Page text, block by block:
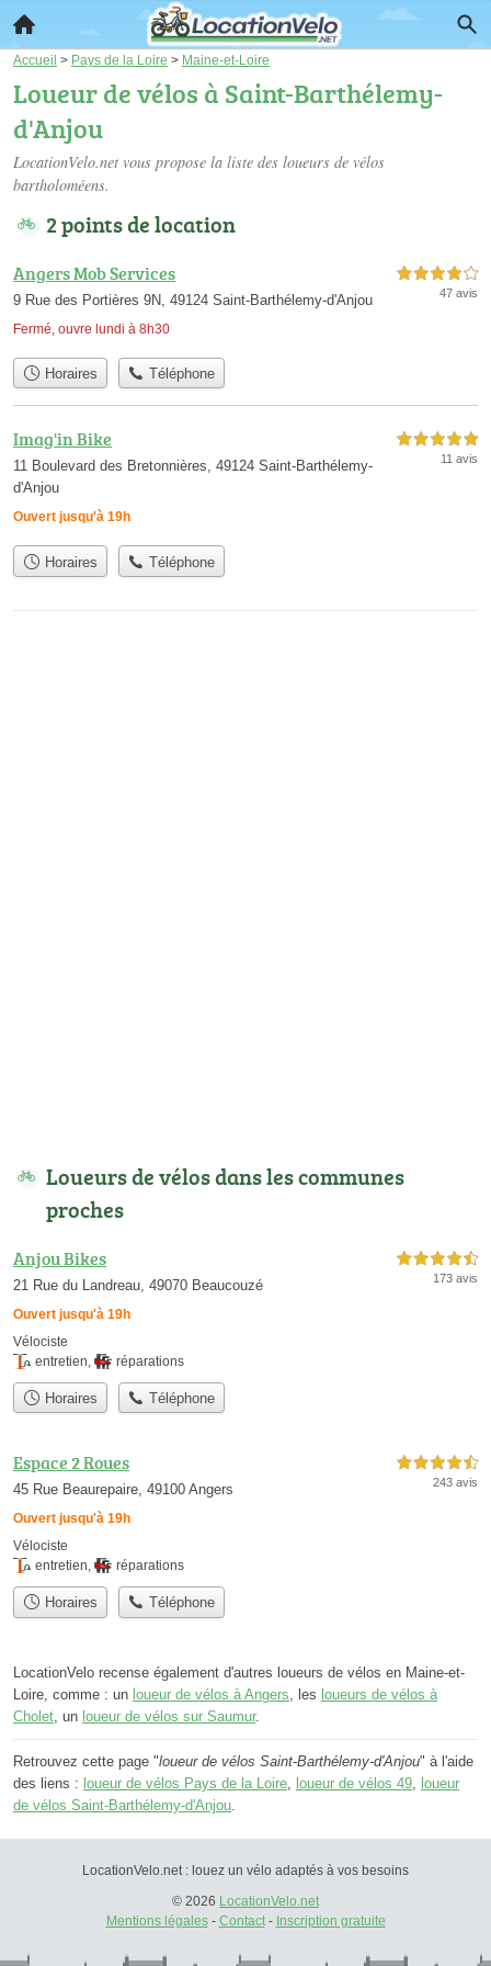
Accueil > Pays de la Loire > Maine-et-Loire
Loueur de vélos à Saint-Barthélemy-
d'Anjou
LocationVelo.net vous propose la liste des loueurs de vélos
bartholoméens.
2 points de location
Angers Mob Services
9 Rue des Portières 9N, 49124 Saint-Barthélemy-d'Anjou
Fermé, ouvre lundi à 8h30
4,0 étoiles sur 5
47 avis
Horaires Téléphone
Imag'in Bike
11 Boulevard des Bretonnières, 49124 Saint-Barthélemy-
d'Anjou
Ouvert jusqu'à 19h
5,0 étoiles sur 5
11 avis
Horaires Téléphone
Loueurs de vélos dans les communes
proches
Anjou Bikes
21 Rue du Landreau, 49070 Beaucouzé
Ouvert jusqu'à 19h
4,5 étoiles sur 5
173 avis
Vélociste
entretien
réparations
Horaires Téléphone
Espace 2 Roues
45 Rue Beaurepaire, 49100 Angers
Ouvert jusqu'à 19h
4,5 étoiles sur 5
243 avis
Vélociste
entretien, réparations
Horaires Téléphone
LocationVelo recense également d'autres loueurs de vélos en Maine-et-
Loire, comme : un loueur de vélos à Angers , les loueurs de vélos à
Cholet , un loueur de vélos sur Saumur.
Retrouvez cette page "loueur de vélos Saint-Barthélemy-d'Anjou" à l'aide
des liens : loueur de vélos Pays de la Loire loueur de vélos 49 loueur
de vélos Saint-Barthélemy-d'Anjou
LocationVelo.net : louez un vélo adaptés à vos besoins
© 2026 LocationVelo.net
Mentions légales- Contact- Inscription gratuite